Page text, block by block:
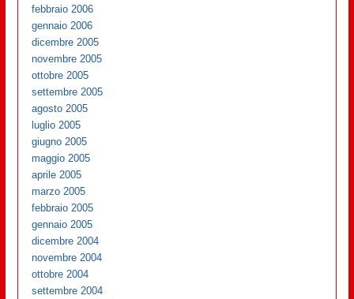
febbraio 2006
gennaio 2006
dicembre 2005
novembre 2005
ottobre 2005
settembre 2005
agosto 2005
luglio 2005
giugno 2005
maggio 2005
aprile 2005
marzo 2005
febbraio 2005
gennaio 2005
dicembre 2004
novembre 2004
ottobre 2004
settembre 2004